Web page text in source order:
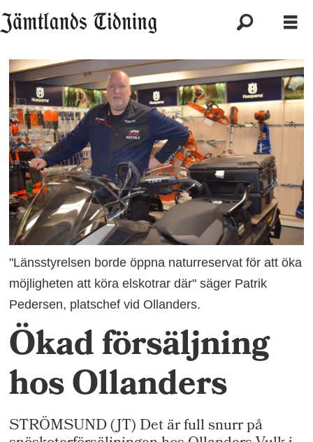
"Länsstyrelsen borde öppna naturreservat för att öka
möjligheten att köra elskotrar där" säger Patrik
Pedersen, platschef vid Ollanders.
Ökad försäljning
hos Ollanders
STRÖMSUND (JT) Det är full snurr på